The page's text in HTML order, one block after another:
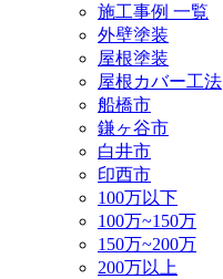
施工事例 一覧
外壁塗装
屋根塗装
屋根カバー工法
船橋市
鎌ヶ谷市
白井市
印西市
100万以下
100万~150万
150万~200万
200万以上